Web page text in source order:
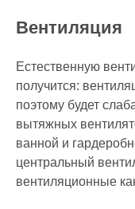
Вентиляция
Естественную
получится:
поэтому будет
вытяжных
ванной и
центральный
вентиляционные